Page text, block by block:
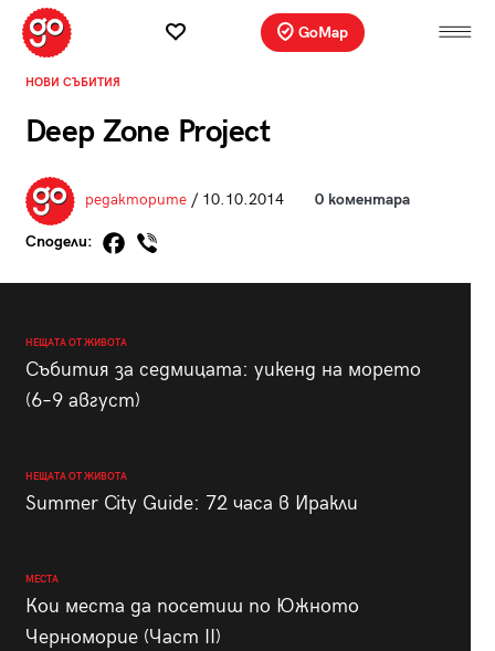
GoMap
НОВИ СЪБИТИЯ
Deep Zone Project
редакторите/ 10.10.2014 0 коментара
Сподели:
НЕЩАТА ОТ ЖИВОТА
Събития за седмицата: уикенд на морето
(6–9 август)
НЕЩАТА ОТ ЖИВОТА
Summer City Guide: 72 часа в Иракли
МЕСТА
Кои места да посетиш по Южното
Черноморие (Част II)